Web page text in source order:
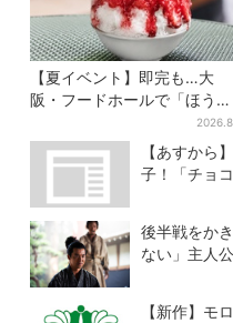
【夏イベント】即完も…大
阪・フードホールで「ほうせ
き箱」の“限定かき氷”が復
活！一夜限りの盆踊りも
【あすから
子！「チョ
があのスイ
後半戦をか
ない」主人
【新作】モ